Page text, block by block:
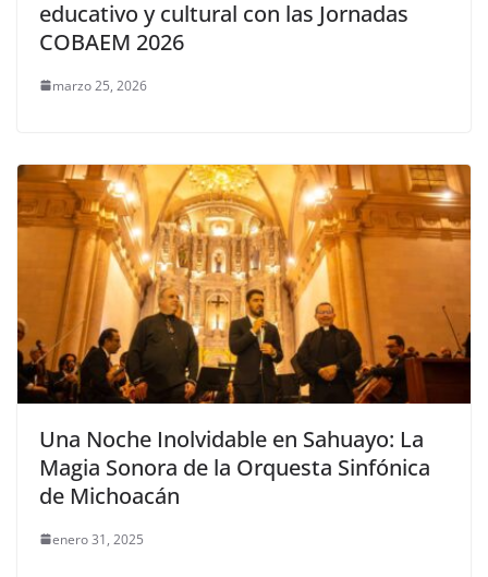
educativo y cultural con las Jornadas
COBAEM 2026
marzo 25, 2026
Una Noche Inolvidable en Sahuayo: La
Magia Sonora de la Orquesta Sinfónica
de Michoacán
enero 31, 2025